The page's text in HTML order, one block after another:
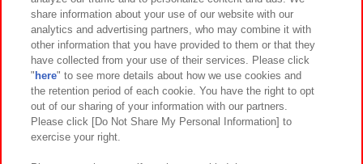
イベント・キャンペーン
関連会社 サステナビリティ サイトポリシー
プライバシーポリシー ウェブアクセシビリティ方針と検証結果
お取引先さまとともに
share information about your use of our website with our
analytics and advertising partners, who may combine it with
other information that you have provided to them or that they
have collected from your use of their services. Please click
" here" to see more details about how we use cookies and
the retention period of each cookie. You have the right to opt
out of our sharing of your information with our partners.
Please click [Do Not Share My Personal Information] to
exercise your right.